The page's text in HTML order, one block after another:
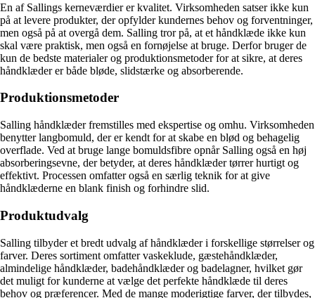
En af Sallings kerneværdier er kvalitet. Virksomheden satser ikke kun
på at levere produkter, der opfylder kundernes behov og forventninger,
men også på at overgå dem. Salling tror på, at et håndklæde ikke kun
skal være praktisk, men også en fornøjelse at bruge. Derfor bruger de
kun de bedste materialer og produktionsmetoder for at sikre, at deres
håndklæder er både bløde, slidstærke og absorberende.
Produktionsmetoder
Salling håndklæder fremstilles med ekspertise og omhu. Virksomheden
benytter langbomuld, der er kendt for at skabe en blød og behagelig
overflade. Ved at bruge lange bomuldsfibre opnår Salling også en høj
absorberingsevne, der betyder, at deres håndklæder tørrer hurtigt og
effektivt. Processen omfatter også en særlig teknik for at give
håndklæderne en blank finish og forhindre slid.
Produktudvalg
Salling tilbyder et bredt udvalg af håndklæder i forskellige størrelser og
farver. Deres sortiment omfatter vaskeklude, gæstehåndklæder,
almindelige håndklæder, badehåndklæder og badelagner, hvilket gør
det muligt for kunderne at vælge det perfekte håndklæde til deres
behov og præferencer. Med de mange moderigtige farver, der tilbydes,